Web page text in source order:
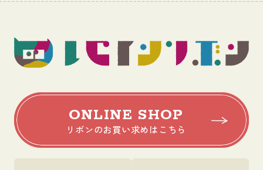
ONLINE SHOP
リボンのお買い求めはこちら